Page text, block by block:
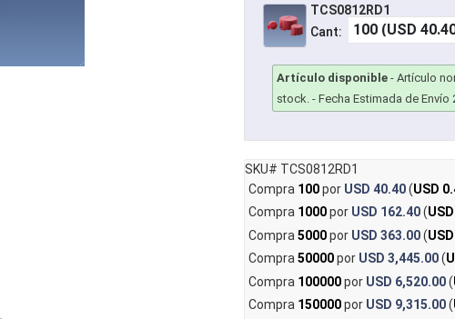
TCS0812RD1
Cant:
Artículo disponible -Artículo
stock. - Fecha Estimada de Envío
SKU# TCS0812RD1
Compra 100por USD 40.40(USD
Compra 1000por USD 162.40(
Compra 5000por USD 363.00(
Compra 50000por USD 3,445.00(
Compra 100000por USD 6,520.00(
Compra 150000por USD 9,315.00(